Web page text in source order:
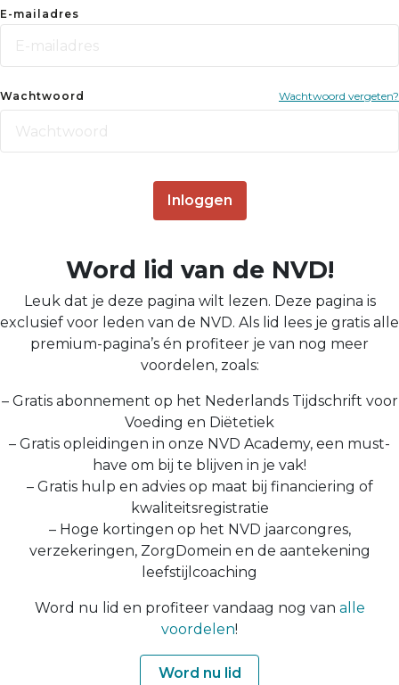
E-mailadres
Wachtwoord Wachtwoord vergeten?
Inloggen
Word lid van de NVD!
Leuk dat je deze pagina wilt lezen. Deze pagina is
exclusief voor leden van de NVD. Als lid lees je gratis alle
premium-pagina’s én profiteer je van nog meer
voordelen, zoals:
– Gratis abonnement op het Nederlands Tijdschrift voor
Voeding en Diëtetiek
– Gratis opleidingen in onze NVD Academy, een must-
have om bij te blijven in je vak!
– Gratis hulp en advies op maat bij financiering of
kwaliteitsregistratie
– Hoge kortingen op het NVD jaarcongres,
verzekeringen, ZorgDomein en de aantekening
leefstijlcoaching
Word nu lid en profiteer vandaag nog van alle
voordelen!
Word nu lid